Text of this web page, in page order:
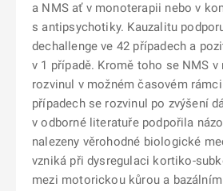
a NMS ať v monoterapii nebo v
s antipsychotiky. Kauzalitu
dechallenge ve 42 případech a
v 1 případě. Kromě toho se NMS
rozvinul v možném časovém
případech se rozvinul po zvýšení
v odborné literatuře podpořila
nalezeny věrohodné biologické
vzniká při dysregulaci kortiko-
mezi motorickou kůrou a